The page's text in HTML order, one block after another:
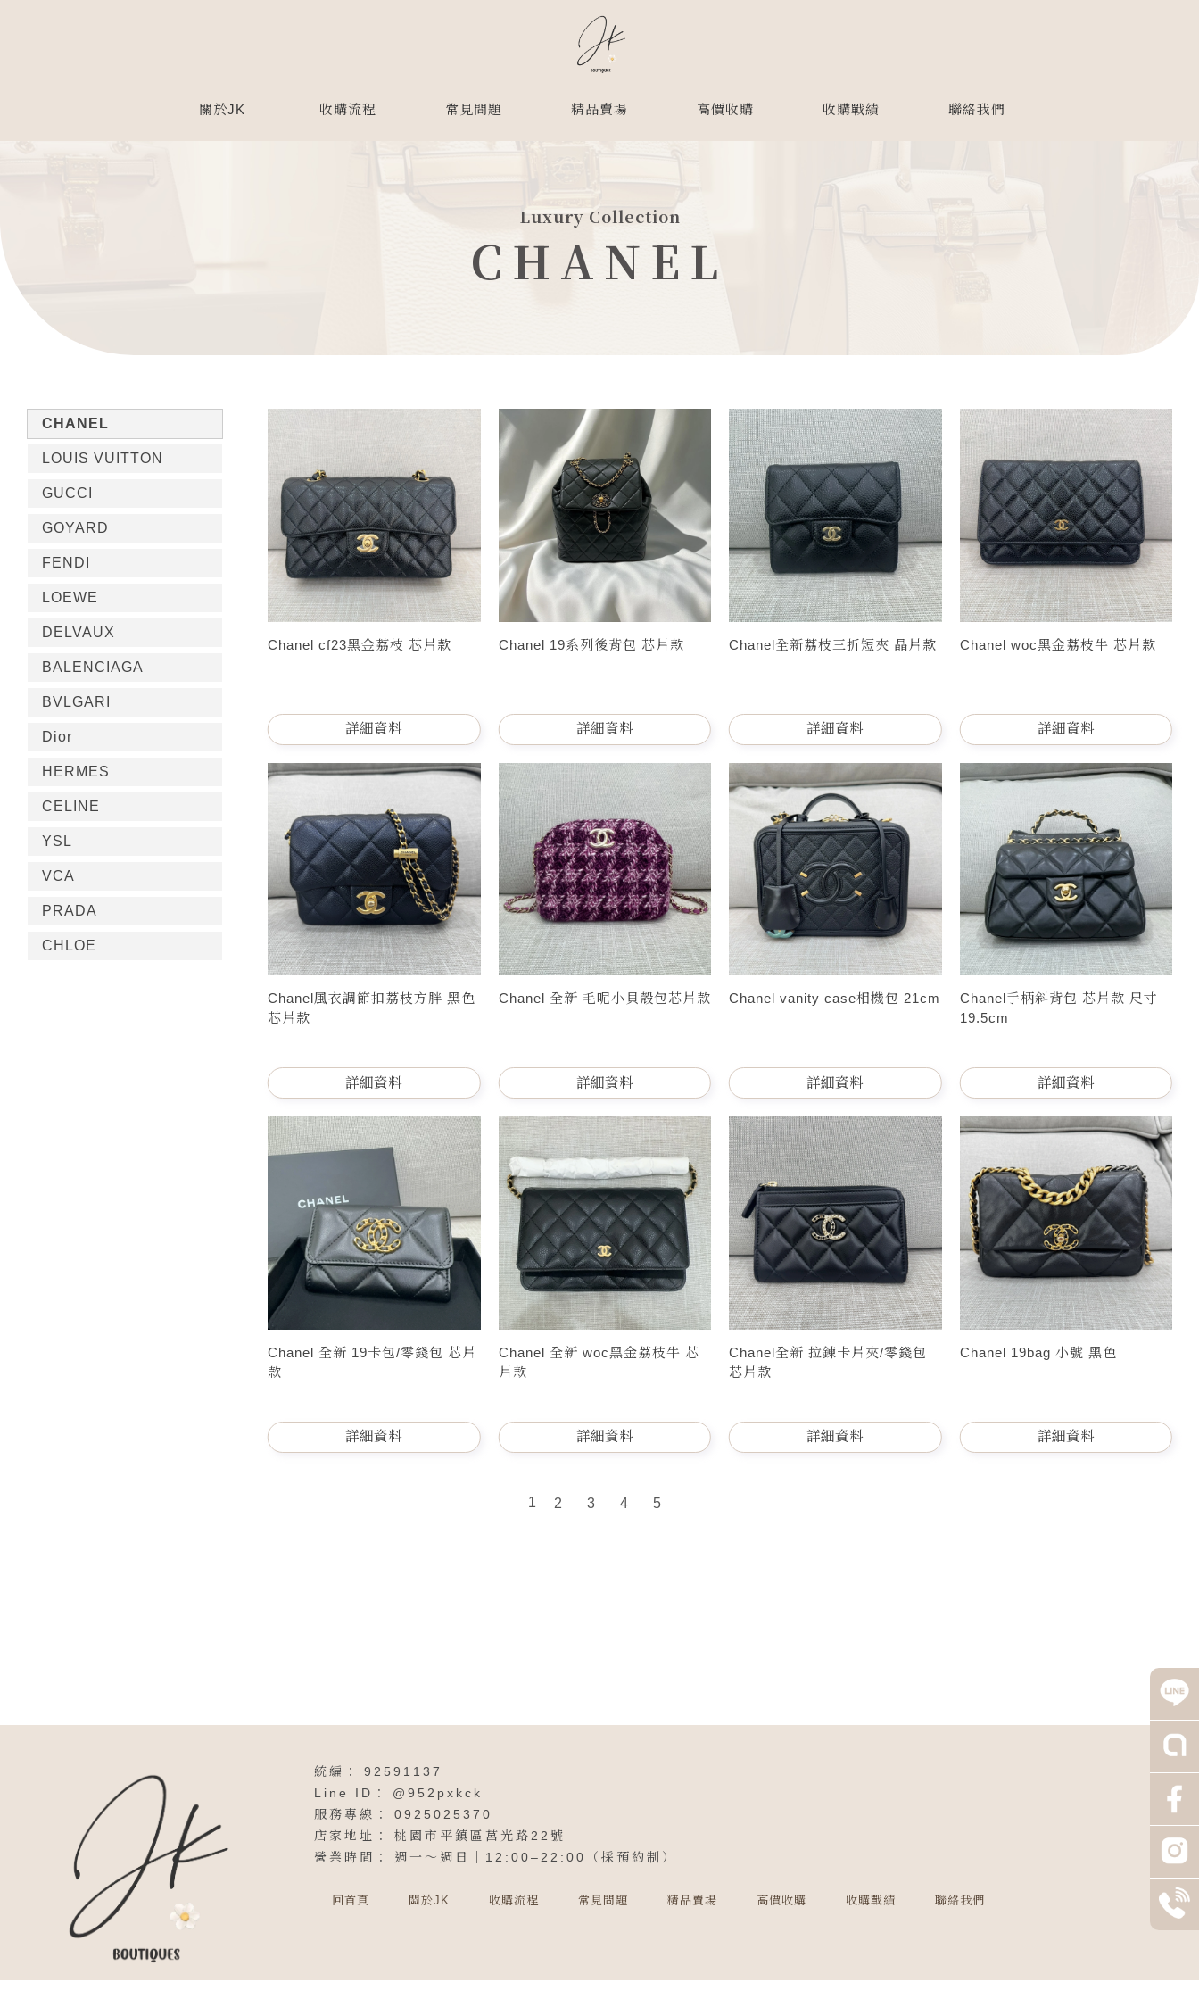
關於JK 收購流程 常見問題 精品賣場 高價收購 收購戰績 聯絡我們
CHANEL
CHANEL
LOUIS VUITTON
GUCCI
GOYARD
FENDI
LOEWE
DELVAUX
BALENCIAGA
BVLGARI
Dior
HERMES
CELINE
YSL
VCA
PRADA
CHLOE
Chanel cf23黑金荔枝 芯片款
詳細資料
Chanel 19系列後背包 芯片款
詳細資料
Chanel全新荔枝三折短夾 晶片款
詳細資料
Chanel woc黑金荔枝牛 芯片款
詳細資料
Chanel風衣調節扣荔枝方胖 黑色
芯片款
詳細資料
Chanel 全新 毛呢小貝殼包芯片款
詳細資料
Chanel vanity case相機包 21cm
詳細資料
Chanel手柄斜背包 芯片款 尺寸
19.5cm
詳細資料
Chanel 全新 19卡包/零錢包 芯片
款
詳細資料
Chanel 全新 woc黑金荔枝牛 芯
片款
詳細資料
Chanel全新 拉鍊卡片夾/零錢包
芯片款
詳細資料
Chanel 19bag 小號 黑色
詳細資料
1 2 3 4 5
92591137
@952pxkck
0925025370
桃園市平鎮區莒光路22號
週一～週日｜12:00–22:00（採預約制）
回首頁 關於JK 收購流程 常見問題 精品賣場 高價收購 收購戰績 聯絡我們